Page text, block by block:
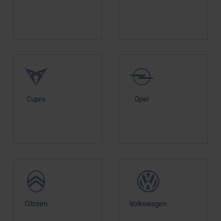
Cupra Opel
Citroen Volkswagen